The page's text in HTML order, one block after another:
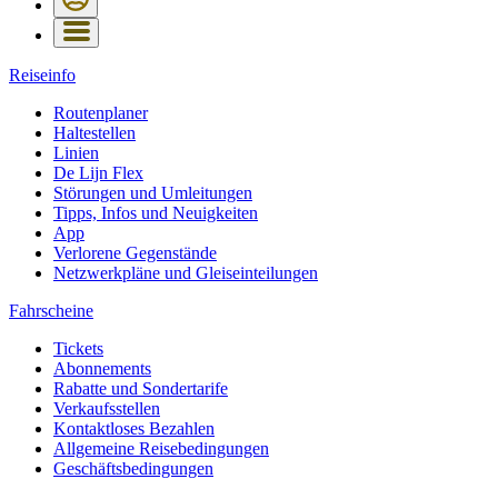
Reiseinfo
Routenplaner
Haltestellen
Linien
De Lijn Flex
Störungen und Umleitungen
Tipps, Infos und Neuigkeiten
App
Verlorene Gegenstände
Netzwerkpläne und Gleiseinteilungen
Fahrscheine
Tickets
Abonnements
Rabatte und Sondertarife
Verkaufsstellen
Kontaktloses Bezahlen
Allgemeine Reisebedingungen
Geschäftsbedingungen